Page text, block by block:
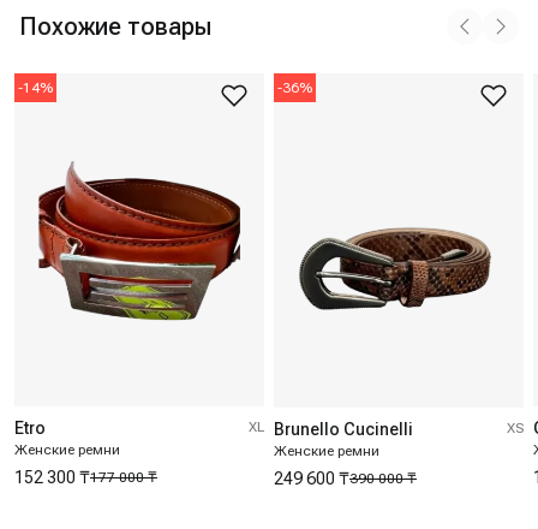
Похожие товары
-14%
Etro
Женские ремни
XL
177 000 ₸
152 300 ₸
-36%
Brunello Cucinelli
Женские ремни
XS
390 000 ₸
249 600 ₸